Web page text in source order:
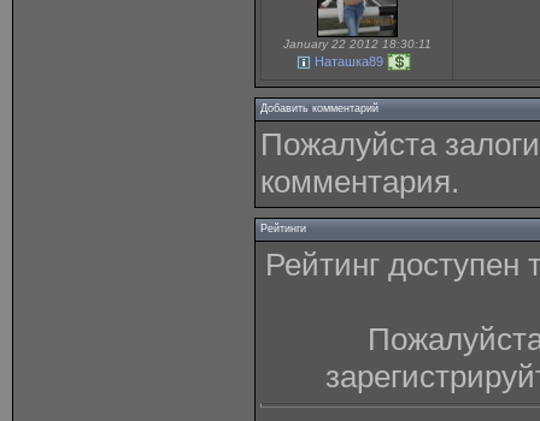
January 22 2012 18:30:11
Наташка89
Добавить комментарий
Пожалуйста
комментария.
Рейтинги
Рейтинг доступен